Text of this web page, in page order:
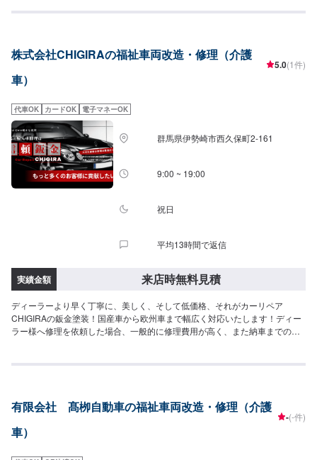
いている実績がございます。尚、受付は介護福祉車両の鈑金業務のみになり
バン(7人+車椅子2台)1台ホンダN-BOX(2人+車椅子1台)1台ホンダゼスト(2人
+車椅子1台)1台<パーツ持ち込みについて>部品の持ち込み可能です！ネット
などで購入した部品の持ち込みをご希望の方はオファーにて部品詳細と車種
す。ご希望の方はお気軽にお問い合わせください。※燃料代はお客様負担とな
ります。<営業時間・定休日>営業時間：9:00〜18:00定休日：日曜・祝日
株式会社CHIGIRAの福祉車両改造・修理（介護
車）
5.0(1件)
代車OK カードOK 電子マネーOK
群馬県伊勢崎市西久保町2-161
9:00 ~ 19:00
祝日
平均13時間で返信
実績金額 来店時無料見積
ディーラーより早く丁寧に、美しく、そして低価格、それがカーリペア
CHIGIRAの鈑金塗装！国産車から欧州車まで幅広く対応いたします！ディー
ラー様へ修理を依頼した場合、一般的に修理費用が高く、また納車までの時
理を部品交換で対応してしまうから。私たちなら自社工場で即施工し、でき
い！--------------------------------------------------【1】オファーにてお問い合わせ
【2】お見積り【3】お見積りにご納得いただければ作業開始【4】仕上がり
次第納車□納期について□要相談になります。車種や状態により納期が前後す
有限会社 髙栁自動車の福祉車両改造・修理（介護
車）
-(-件)